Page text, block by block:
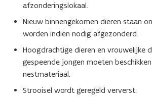
afzonderingslokaal.
Nieuw binnengekomen dieren staan
worden indien nodig afgezonderd.
Hoogdrachtige dieren en vrouwelijke
gespeende jongen moeten
nestmateriaal.
Strooisel wordt geregeld ververst.